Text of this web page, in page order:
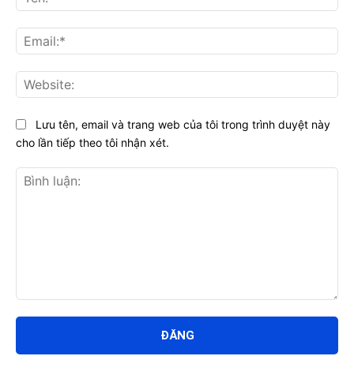
luận:
Lưu tên, email và trang web của tôi trong trình duyệt này
cho lần tiếp theo tôi nhận xét.